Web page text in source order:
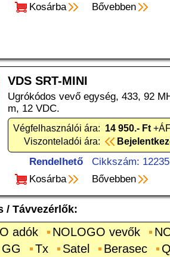
Kosárba
Bővebben
VDS SRT-MINI
Ugrókódos vevő egység, 433, 92
m, 12 VDC.
Végfelhasználói ára: 14 950.- Ft
Viszonteladói ára:
Rendelhető
Cikkszám:
Kosárba
Bővebben
/ Távvezérlők:
adók NOLOGO vevők
GG Tx Satel Berasec